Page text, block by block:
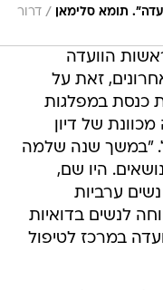
תומא סלימאן / דרור
הוועדה
זאת על
כנסת במפלגות
של דיון
"במשך שנה שלמה
היו שם,
ערביות
לנשים בדואיות
במרכז לטיפול